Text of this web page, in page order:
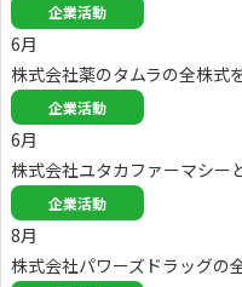
企業活動
6月
株式会社薬のタムラの全株式
企業活動
6月
株式会社ユタカファーマシー
企業活動
8月
株式会社パワーズドラッグの